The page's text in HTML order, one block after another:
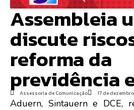
Assembleia
discute
reforma da
previdência
Assessoria de Comunicação 17 de
Aduern, Sintauern e DCE,